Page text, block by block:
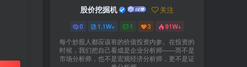
股价挖掘机 关注
0 1.1W+ 1 3 91W+
每个炒股人都应该有的价值投资内参。在投资的
时候，我们把自己看成是企业分析师——而不是
市场分析师，也不是宏观经济分析师，更不是证